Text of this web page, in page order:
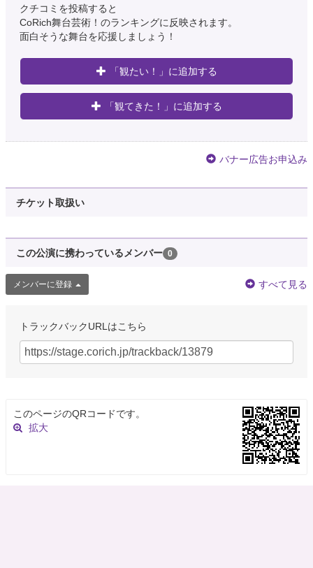
クチコミを投稿すると
CoRich舞台芸術！のランキングに反映されます。
面白そうな舞台を応援しましょう！
「観たい！」に追加する
「観てきた！」に追加する
バナー広告お申込み
チケット取扱い
この公演に携わっているメンバー 0
メンバーに登録 すべて見る
トラックバックURLはこちら
このページのQRコードです。
拡大